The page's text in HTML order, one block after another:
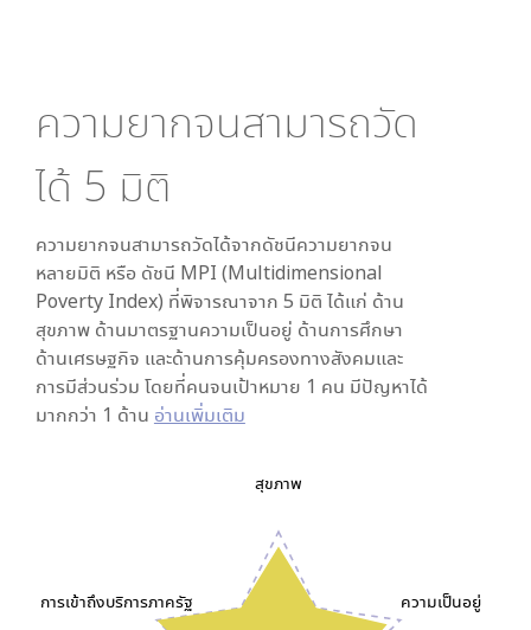
ความยากจนสามารถวัด
ได้ 5 มิติ
ความยากจนสามารถวัดได้จากดัชนีความยากจน
หลายมิติ หรือ ดัชนี MPI (Multidimensional
Poverty Index) ที่พิจารณาจาก 5 มิติ ได้แก่ ด้าน
สุขภาพ ด้านมาตรฐานความเป็นอยู่ ด้านการศึกษา
ด้านเศรษฐกิจ และด้านการคุ้มครองทางสังคมและ
การมีส่วนร่วม โดยที่คนจนเป้าหมาย 1 คน มีปัญหาได้
มากกว่า 1 ด้าน อ่านเพิ่มเติม
สุขภาพ
ความเป็นอยู่
การเข้าถึงบริการภาครัฐ